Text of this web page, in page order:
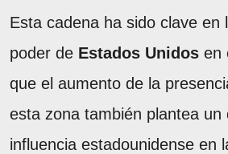
Esta cadena ha sido clave en
poder de Estados Unidos en
que el aumento de la
esta zona también plantea un
influencia estadounidense en